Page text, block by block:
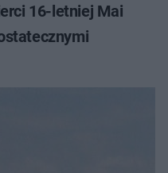
16-letniej Mai